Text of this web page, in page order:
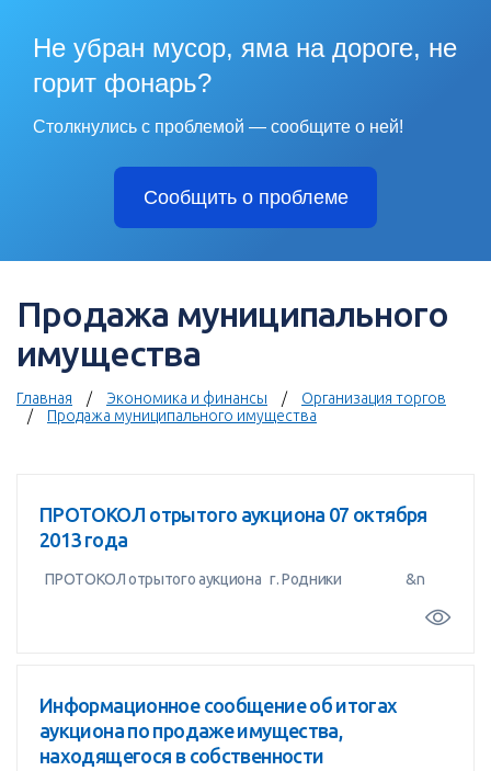
Не убран мусор, яма на дороге, не
горит фонарь?
Столкнулись с проблемой — сообщите о ней!
Сообщить о проблеме
Продажа муниципального
имущества
Главная Экономика и финансы
Организация торгов
Продажа муниципального имущества
ПРОТОКОЛ отрытого аукциона 07 октября
2013 года
ПРОТОКОЛ отрытого аукциона г. Родники &n
Информационное сообщение об итогах
аукциона по продаже имущества,
находящегося в собственности